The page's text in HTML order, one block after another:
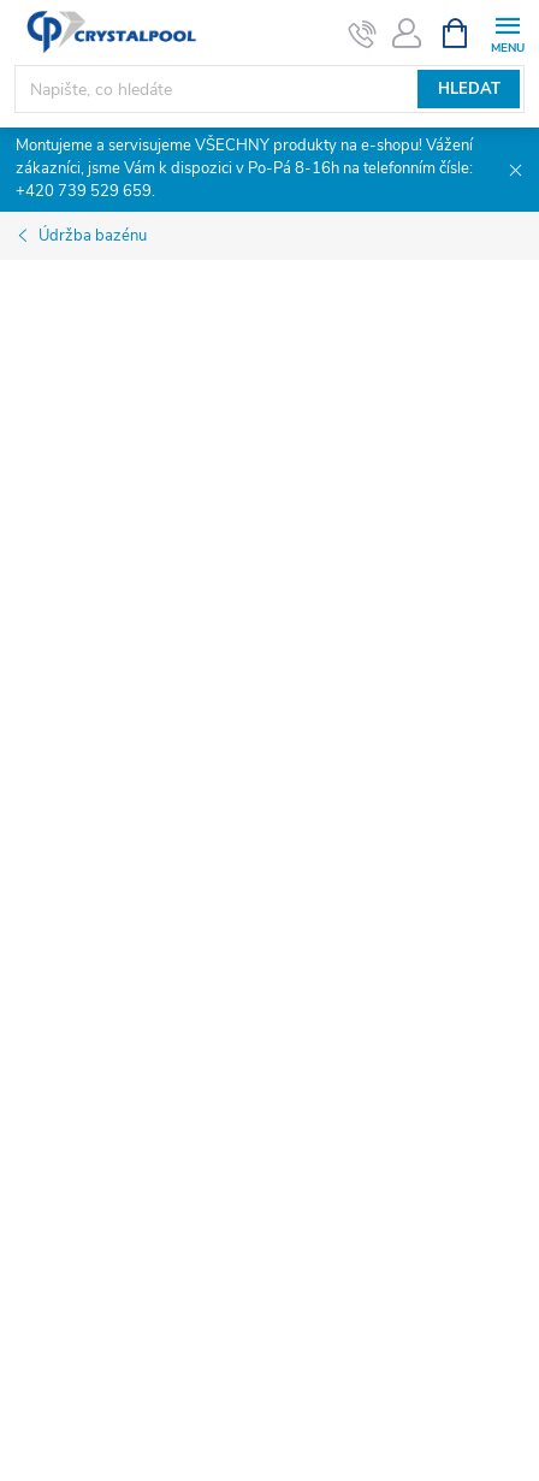
Přejít
obsah
HLEDAT
NÁKUPNÍ
KOŠÍK
Montujeme a servisujeme VŠECHNY produkty na e-shopu! Vážení
zákazníci, jsme Vám k dispozici v Po-Pá 8-16h na telefonním čísle:
+420 739 529 659.
Údržba bazénu